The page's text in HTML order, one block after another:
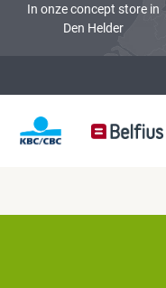
In onze concept store in
Den Helder